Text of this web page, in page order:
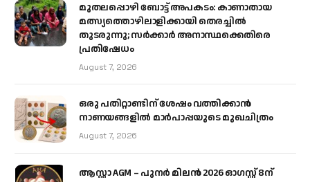
മുതലപ്പൊഴി ബോട്ട് അപകടം: കാണാതായ
മത്സ്യത്തൊഴിലാളിക്കായി തെരച്ചിൽ
തുടരുന്നു; സർക്കാർ അനാസ്ഥക്കെതിരെ
പ്രതിഷേധം
August 7, 2026
ഒരു പതിറ്റാണ്ടിന് ശേഷം വത്തിക്കാൻ
നാണയങ്ങളിൽ മാർപാപ്പയുടെ മുഖചിത്രം
August 7, 2026
ആസ്റ്റാ AGM – പുനർ മിലൻ 2026 ഓഗസ്റ്റ് 8ന്